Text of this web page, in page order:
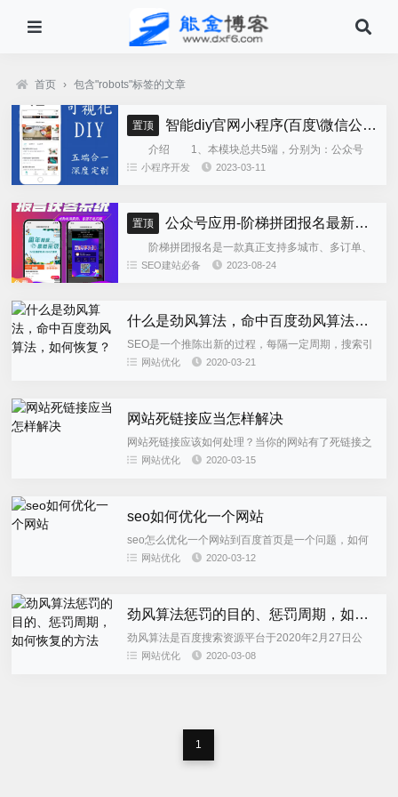
首页 › 包含"robots"标签的文章
置顶 智能diy官网小程序(百度\微信公众号\微信小程序\支付宝\抖音小程序)独立版
介绍 1、本模块总共5端，分别为：公众号
h5、微信小程序、百度小程序、支付宝小程序、......
小程序开发 2023-03-11
置顶 公众号应用-阶梯拼团报名最新版本源码程序
阶梯拼团报名是一款真正支持多城市、多订单、
全供应链商业模式，订单统计、核销、一键导出等强
SEO建站必备 2023-08-24
什么是劲风算法，命中百度劲风算法，如何恢复？
SEO是一个推陈出新的过程，每隔一定周期，搜索引
擎都会推出相应的算法，用于提高用户的搜索体验，
网站优化 2020-03-21
网站死链接应当怎样解决
网站死链接应该如何处理？当你的网站有了死链接之
后，你觉得这些链接对网站的影响不是很大，那么就
网站优化 2020-03-15
seo如何优化一个网站
seo怎么优化一个网站到百度首页是一个问题，如何
快速且高效的提升网站关键词排名更是问题中的问
网站优化 2020-03-12
劲风算法惩罚的目的、惩罚周期，如何恢复的方法
劲风算法是百度搜索资源平台于2020年2月27日公
布，并宣布近期会上线的一个反作弊算法，本文针对
网站优化 2020-03-08
1